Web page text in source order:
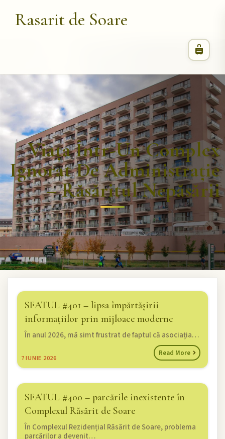
Rasarit de Soare
Viața Într-Un Complex
Ignorat De Administrație
– Răsăritul Nepăsării
SFATUL #401 – lipsa împărtășirii
informațiilor prin mijloace moderne
7 IUNIE 2026
În anul 2026, mă simt frustrat de faptul că asociația…
Read More
SFATUL #400 – parcările inexistente în
Complexul Răsărit de Soare
În Complexul Rezidențial Răsărit de Soare, problema
parcărilor a devenit…